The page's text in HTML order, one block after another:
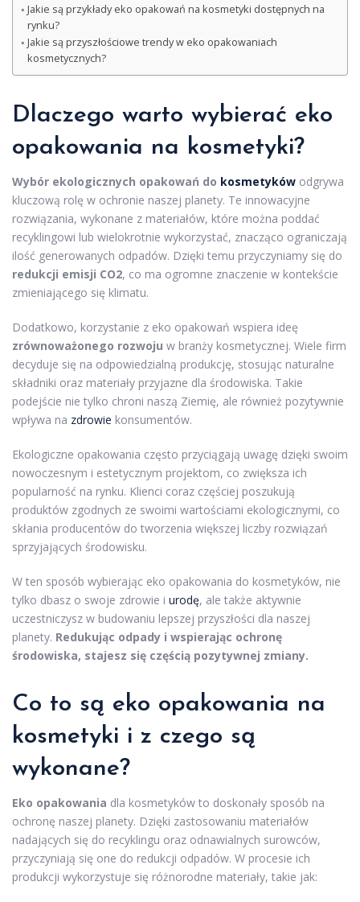
Jakie są przykłady eko opakowań na kosmetyki dostępnych na
rynku?
Jakie są przyszłościowe trendy w eko opakowaniach
kosmetycznych?
Dlaczego warto wybierać eko
opakowania na kosmetyki?
Wybór ekologicznych opakowań do kosmetyków odgrywa
kluczową rolę w ochronie naszej planety. Te innowacyjne
rozwiązania, wykonane z materiałów, które można poddać
recyklingowi lub wielokrotnie wykorzystać, znacząco ograniczają
ilość generowanych odpadów. Dzięki temu przyczyniamy się do
redukcji emisji CO2, co ma ogromne znaczenie w kontekście
zmieniającego się klimatu.
Dodatkowo, korzystanie z eko opakowań wspiera ideę
zrównoważonego rozwoju w branży kosmetycznej. Wiele firm
decyduje się na odpowiedzialną produkcję, stosując naturalne
składniki oraz materiały przyjazne dla środowiska. Takie
podejście nie tylko chroni naszą Ziemię, ale również pozytywnie
wpływa na zdrowie konsumentów.
Ekologiczne opakowania często przyciągają uwagę dzięki swoim
nowoczesnym i estetycznym projektom, co zwiększa ich
popularność na rynku. Klienci coraz częściej poszukują
produktów zgodnych ze swoimi wartościami ekologicznymi, co
skłania producentów do tworzenia większej liczby rozwiązań
sprzyjających środowisku.
W ten sposób wybierając eko opakowania do kosmetyków, nie
tylko dbasz o swoje zdrowie i urodę, ale także aktywnie
uczestniczysz w budowaniu lepszej przyszłości dla naszej
planety. Redukując odpady i wspierając ochronę
środowiska, stajesz się częścią pozytywnej zmiany.
Co to są eko opakowania na
kosmetyki i z czego są
wykonane?
Eko opakowania dla kosmetyków to doskonały sposób na
ochronę naszej planety. Dzięki zastosowaniu materiałów
nadających się do recyklingu oraz odnawialnych surowców,
przyczyniają się one do redukcji odpadów. W procesie ich
produkcji wykorzystuje się różnorodne materiały, takie jak: